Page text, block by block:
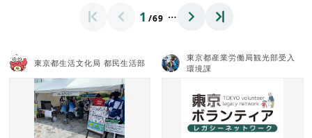
1 /69 …
東京都生活文化局 都民生活部
東京都産業労働局観光部受入
環境課